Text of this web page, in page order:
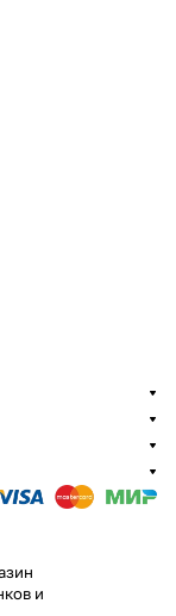
и